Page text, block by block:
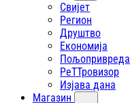
Свијет
Регион
Друштво
Економија
Пољопривреда
РеТТровизор
Изјава дана
Магазин